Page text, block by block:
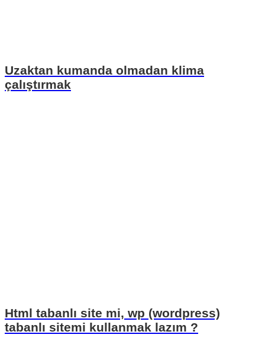
Uzaktan kumanda olmadan klima
çalıştırmak
Html tabanlı site mi, wp (wordpress)
tabanlı sitemi kullanmak lazım ?